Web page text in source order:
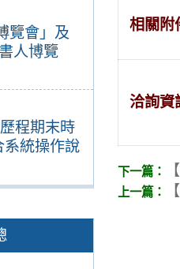
覽會」及
人博覽
程期末時
統操作說
相關附
洽詢資